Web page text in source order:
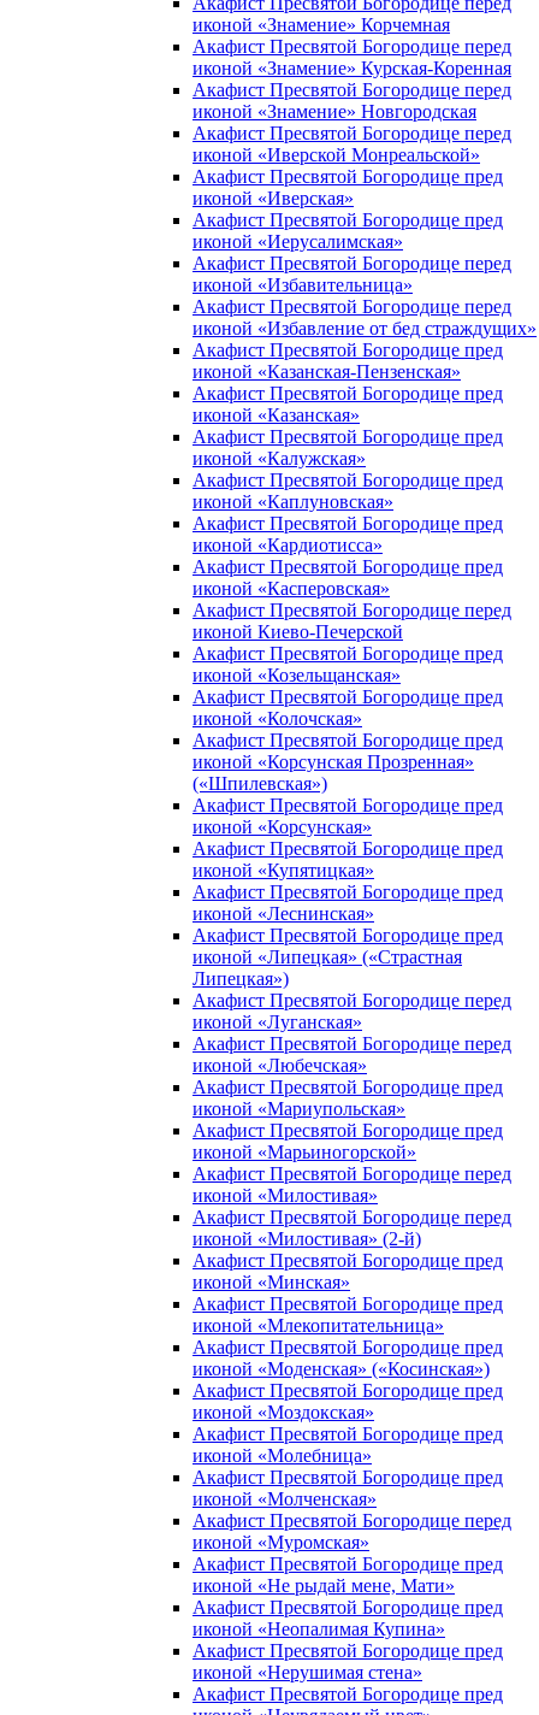
иконой «Знамение» Корчемная
Акафист Пресвятой Богородице перед
иконой «Знамение» Курская-Коренная
Акафист Пресвятой Богородице перед
иконой «Знамение» Новгородская
Акафист Пресвятой Богородице перед
иконой «Иверской Монреальской»
Акафист Пресвятой Богородице пред
иконой «Иверская»
Акафист Пресвятой Богородице пред
иконой «Иерусалимская»
Акафист Пресвятой Богородице перед
иконой «Избавительница»
Акафист Пресвятой Богородице перед
иконой «Избавление от бед страждущих»
Акафист Пресвятой Богородице пред
иконой «Казанская-Пензенская»
Акафист Пресвятой Богородице пред
иконой «Казанская»
Акафист Пресвятой Богородице пред
иконой «Калужская»
Акафист Пресвятой Богородице пред
иконой «Каплуновская»
Акафист Пресвятой Богородице пред
иконой «Кардиотисса»
Акафист Пресвятой Богородице пред
иконой «Касперовская»
Акафист Пресвятой Богородице перед
иконой Киево-Печерской
Акафист Пресвятой Богородице пред
иконой «Козельщанская»
Акафист Пресвятой Богородице пред
иконой «Колочская»
Акафист Пресвятой Богородице пред
иконой «Корсунская Прозренная»
(«Шпилевская»)
Акафист Пресвятой Богородице пред
иконой «Корсунская»
Акафист Пресвятой Богородице пред
иконой «Купятицкая»
Акафист Пресвятой Богородице пред
иконой «Леснинская»
Акафист Пресвятой Богородице пред
иконой «Липецкая» («Страстная
Липецкая»)
Акафист Пресвятой Богородице перед
иконой «Луганская»
Акафист Пресвятой Богородице перед
иконой «Любечская»
Акафист Пресвятой Богородице пред
иконой «Мариупольская»
Акафист Пресвятой Богородице пред
иконой «Марьиногорской»
Акафист Пресвятой Богородице перед
иконой «Милостивая»
Акафист Пресвятой Богородице перед
иконой «Милостивая» (2-й)
Акафист Пресвятой Богородице пред
иконой «Минская»
Акафист Пресвятой Богородице пред
иконой «Млекопитательница»
Акафист Пресвятой Богородице пред
иконой «Моденская» («Косинская»)
Акафист Пресвятой Богородице пред
иконой «Моздокская»
Акафист Пресвятой Богородице пред
иконой «Молебница»
Акафист Пресвятой Богородице пред
иконой «Молченская»
Акафист Пресвятой Богородице перед
иконой «Муромская»
Акафист Пресвятой Богородице пред
иконой «Не рыдай мене, Мати»
Акафист Пресвятой Богородице пред
иконой «Неопалимая Купина»
Акафист Пресвятой Богородице пред
иконой «Нерушимая стена»
Акафист Пресвятой Богородице пред